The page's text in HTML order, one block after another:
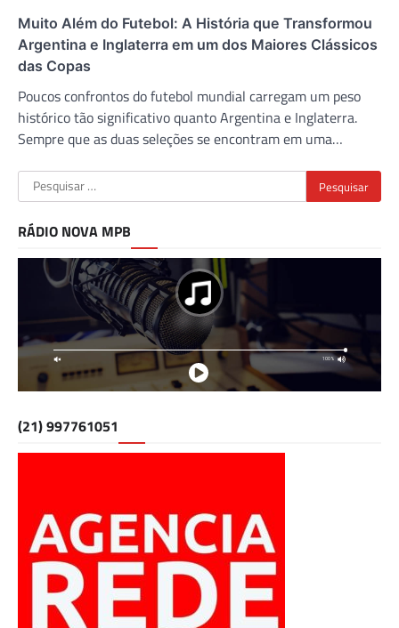
Muito Além do Futebol: A História que Transformou
Argentina e Inglaterra em um dos Maiores Clássicos
das Copas
Poucos confrontos do futebol mundial carregam um peso
histórico tão significativo quanto Argentina e Inglaterra.
Sempre que as duas seleções se encontram em uma…
Pesquisar
por:
RÁDIO NOVA MPB
(21) 997761051